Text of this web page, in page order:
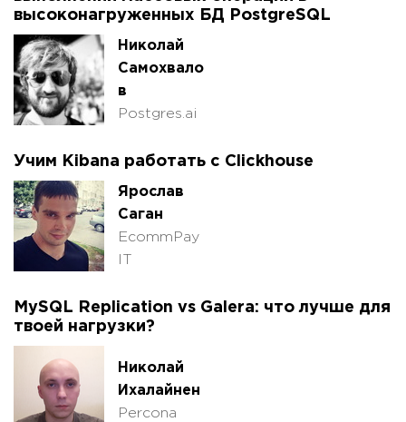
высоконагруженных БД PostgreSQL
Николай
Самохвало
в
Postgres.ai
Учим Kibana работать с Clickhouse
Ярослав
Саган
EcommPay
MySQL Replication vs Galera: что лучше для
твоей нагрузки?
Николай
Ихалайнен
Percona